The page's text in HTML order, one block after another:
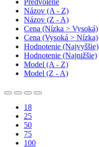
Názov (A - Z)
Názov (Z - A)
Cena (Nízka > Vysoká)
Cena (Vysoká > Nízka)
Hodnotenie (Najvyššie)
Hodnotenie (Najnižšie)
Model (A - Z)
Model (Z - A)
18
25
50
75
100